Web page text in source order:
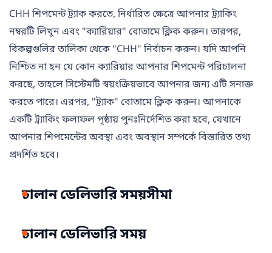
CHH শিপমেন্ট ট্র্যাক করতে, নির্ধারিত ক্ষেত্রে আপনার ট্র্যাকিং
নম্বরটি লিখুন এবং "ক্যারিয়ার" বোতামে ক্লিক করুন। তারপর,
বিকল্পগুলির তালিকা থেকে "CHH" নির্বাচন করুন। যদি আপনি
নিশ্চিত না হন যে কোন ক্যারিয়ার আপনার শিপমেন্ট পরিচালনা
করছে, তাহলে সিস্টেমটি স্বয়ংক্রিয়ভাবে আপনার জন্য এটি সনাক্ত
করতে পারে। এরপর, "ট্র্যাক" বোতামে ক্লিক করুন। আপনাকে
একটি ট্র্যাকিং ফলাফল পৃষ্ঠায় পুনঃনির্দেশিত করা হবে, যেখানে
আপনার শিপমেন্টের অবস্থা এবং অবস্থান সম্পর্কে বিস্তারিত তথ্য
প্রদর্শিত হবে।
চালান ডেলিভারি সময়সীমা
চালান ডেলিভারি সময়